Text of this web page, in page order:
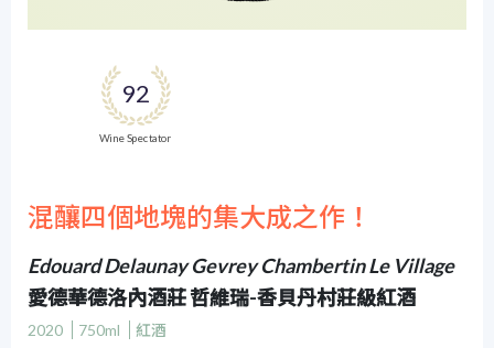
92
Wine Spectator
混釀四個地塊的集大成之作！
Edouard Delaunay Gevrey Chambertin Le Village
愛德華德洛內酒莊 哲維瑞-香貝丹村莊級紅酒
2020 750ml
紅酒